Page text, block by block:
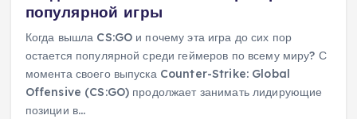
популярной игры
Когда вышла CS:GO и почему эта игра до сих пор
остается популярной среди геймеров по всему миру? С
момента своего выпуска Counter-Strike: Global
Offensive (CS:GO) продолжает занимать лидирующие
позиции в…